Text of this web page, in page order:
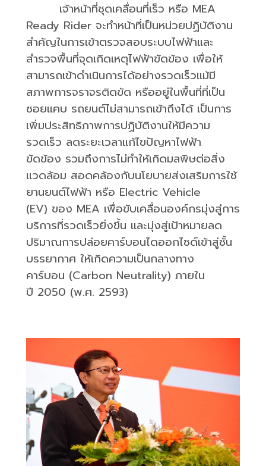
เจ้าหน้าที่ชุดเคลื่อนที่เร็ว หรือ MEA
Ready Rider จะทำหน้าที่เป็นหน่วยปฏิบัติงาน
สำคัญในการเข้าตรวจสอบระบบไฟฟ้าและ
สำรวจพื้นที่จุดเกิดเหตุไฟฟ้าขัดข้อง เพื่อให้
สามารถเข้าดำเนินการได้อย่างรวดเร็วแม้มี
สภาพการจราจรติดขัด หรืออยู่ในพื้นที่ที่เป็น
ซอยแคบ รถยนต์ไม่สามารถเข้าถึงได้ เป็นการ
เพิ่มประสิทธิภาพการปฏิบัติงานให้มีความ
รวดเร็ว ลดระยะเวลาแก้ไขปัญหาไฟฟ้า
ขัดข้อง รวมถึงการไม่ทำให้เกิดมลพิษต่อสิ่ง
แวดล้อม สอดคล้องกับนโยบายส่งเสริมการใช้
ยานยนต์ไฟฟ้า หรือ Electric Vehicle
(EV) ของ MEA เพื่อขับเคลื่อนองค์กรมุ่งสู่การ
บริการที่รวดเร็วยิ่งขึ้น และมุ่งสู่เป้าหมายลด
ปริมาณการปล่อยคาร์บอนไดออกไซด์เข้าสู่ชั้น
บรรยากาศ ให้เกิดความเป็นกลางทาง
คาร์บอน (Carbon Neutrality) ภายใน
ปี 2050 (พ.ศ. 2593)